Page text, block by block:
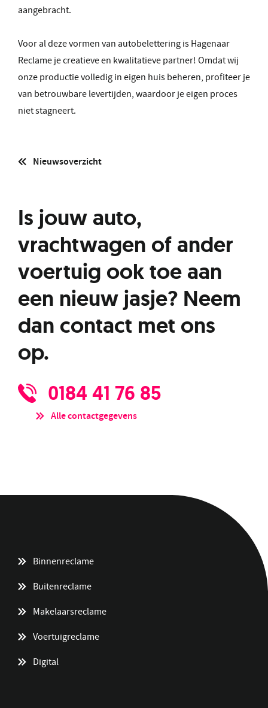
aangebracht.
Voor al deze vormen van autobelettering is Hagenaar
Reclame je creatieve en kwalitatieve partner! Omdat wij
onze productie volledig in eigen huis beheren, profiteer je
van betrouwbare levertijden, waardoor je eigen proces
niet stagneert.
Nieuwsoverzicht
Is jouw auto,
vrachtwagen of ander
voertuig ook toe aan
een nieuw jasje? Neem
dan contact met ons
op.
0184 41 76 85
Alle contactgegevens
Binnenreclame
Buitenreclame
Makelaarsreclame
Voertuigreclame
Digital